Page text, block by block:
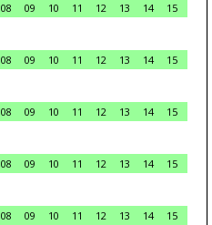
08 09 10 11 12 13 14
15
08 09 10 11 12 13 14
15
08 09 10 11 12 13 14
15
08 09 10 11 12 13 14
15
08 09 10 11 12 13 14
15